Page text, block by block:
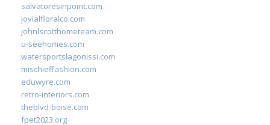
salvatoresinpoint.com
jovialfloralco.com
johnlscotthometeam.com
u-seehomes.com
watersportslagonissi.com
mischieffashion.com
eduwyre.com
retro-interiors.com
theblvd-boise.com
fpet2023.org